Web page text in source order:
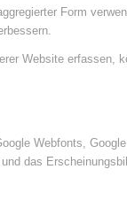
Form
Website erfassen,
Webfonts,
das